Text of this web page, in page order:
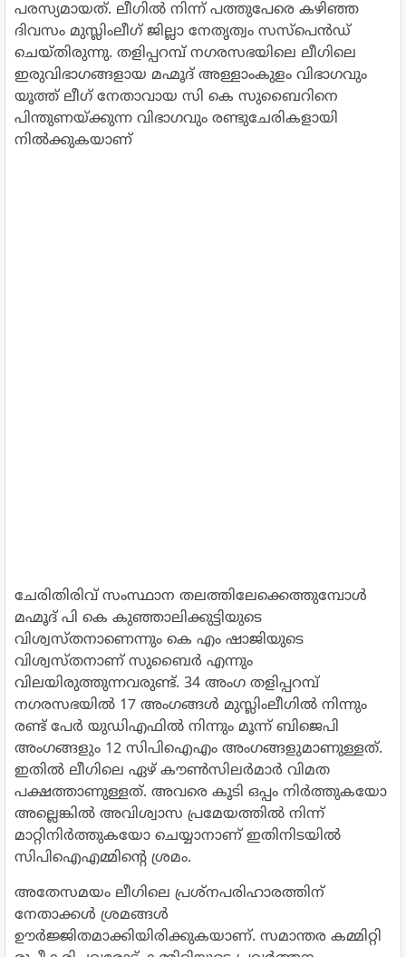
പരസ്യമായത്. ലീഗില്‍ നിന്ന് പത്തുപേരെ കഴിഞ്ഞ
ദിവസം മുസ്ലിംലീഗ് ജില്ലാ നേതൃത്വം സസ്‌പെന്‍ഡ്
ചെയ്തിരുന്നു. തളിപ്പറമ്പ് നഗരസഭയിലെ ലീഗിലെ
ഇരുവിഭാഗങ്ങളായ മഹ്മൂദ് അള്ളാംകുളം വിഭാഗവും
യൂത്ത് ലീഗ് നേതാവായ സി കെ സുബൈറിനെ
പിന്തുണയ്ക്കുന്ന വിഭാഗവും രണ്ടുചേരികളായി
നില്‍ക്കുകയാണ്
ചേരിതിരിവ് സംസ്ഥാന തലത്തിലേക്കെത്തുമ്പോള്‍
മഹ്മൂദ് പി കെ കുഞ്ഞാലിക്കുട്ടിയുടെ
വിശ്വസ്തനാണെന്നും കെ എം ഷാജിയുടെ
വിശ്വസ്തനാണ് സുബൈര്‍ എന്നും
വിലയിരുത്തുന്നവരുണ്ട്. 34 അംഗ തളിപ്പറമ്പ്
നഗരസഭയില്‍ 17 അംഗങ്ങള്‍ മുസ്ലിംലീഗില്‍ നിന്നും
രണ്ട് പേര്‍ യുഡിഎഫില്‍ നിന്നും മൂന്ന് ബിജെപി
അംഗങ്ങളും 12 സിപിഐഎം അംഗങ്ങളുമാണുള്ളത്.
ഇതില്‍ ലീഗിലെ ഏഴ് കൗണ്‍സിലര്‍മാര്‍ വിമത
പക്ഷത്താണുള്ളത്. അവരെ കൂടി ഒപ്പം നിര്‍ത്തുകയോ
അല്ലെങ്കില്‍ അവിശ്വാസ പ്രമേയത്തില്‍ നിന്ന്
മാറ്റിനിര്‍ത്തുകയോ ചെയ്യാനാണ് ഇതിനിടയില്‍
സിപിഐഎമ്മിന്റെ ശ്രമം.
അതേസമയം ലീഗിലെ പ്രശ്‌നപരിഹാരത്തിന്
നേതാക്കള്‍ ശ്രമങ്ങള്‍
ഊര്‍ജ്ജിതമാക്കിയിരിക്കുകയാണ്. സമാന്തര കമ്മിറ്റി